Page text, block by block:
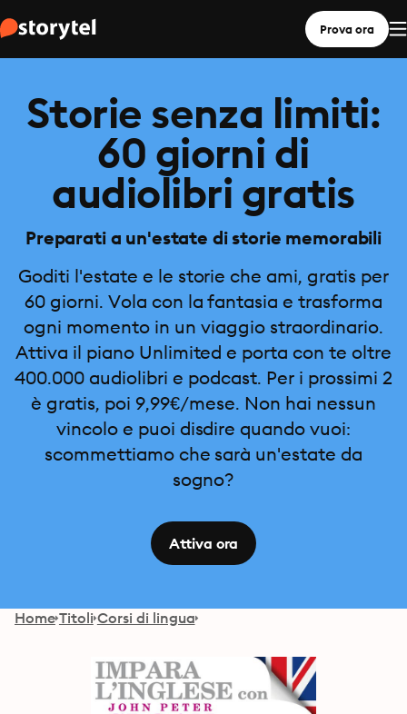
Prova ora
Storie senza limiti:
60 giorni di
audiolibri gratis
Preparati a un'estate di storie memorabili
Goditi l'estate e le storie che ami, gratis per
60 giorni. Vola con la fantasia e trasforma
ogni momento in un viaggio straordinario.
Attiva il piano Unlimited e porta con te oltre
400.000 audiolibri e podcast. Per i prossimi 2
è gratis, poi 9,99€/mese. Non hai nessun
vincolo e puoi disdire quando vuoi:
scommettiamo che sarà un'estate da
sogno?
Attiva ora
Home Titoli Corsi di lingua